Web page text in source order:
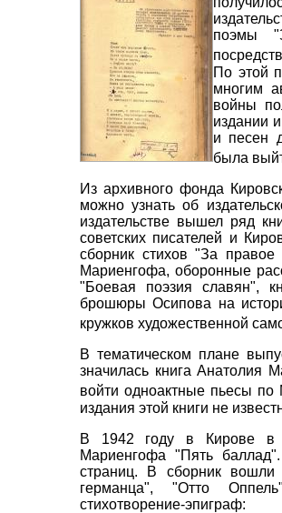
поэмы
По этой
многим
войны
издании
и песен
была
Из архивного фонда
можно узнать об
издательстве вышел ряд
советских писателей и
сборник стихов "За
Мариенгофа, оборонные
"Боевая поэзия славян",
брошюры Осипова на
кружков художественной
В тематическом плане
значилась книга Анатолия
войти одноактные пьесы по
издания этой книги не
В 1942 году в Кирове в
Мариенгофа "Пять
страниц. В сборник
германца", "Отто
стихотворение-эпиграф: